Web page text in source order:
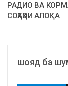
РАДИО ВА
СОҲАҲОИ АЛОҚА
шояд ба